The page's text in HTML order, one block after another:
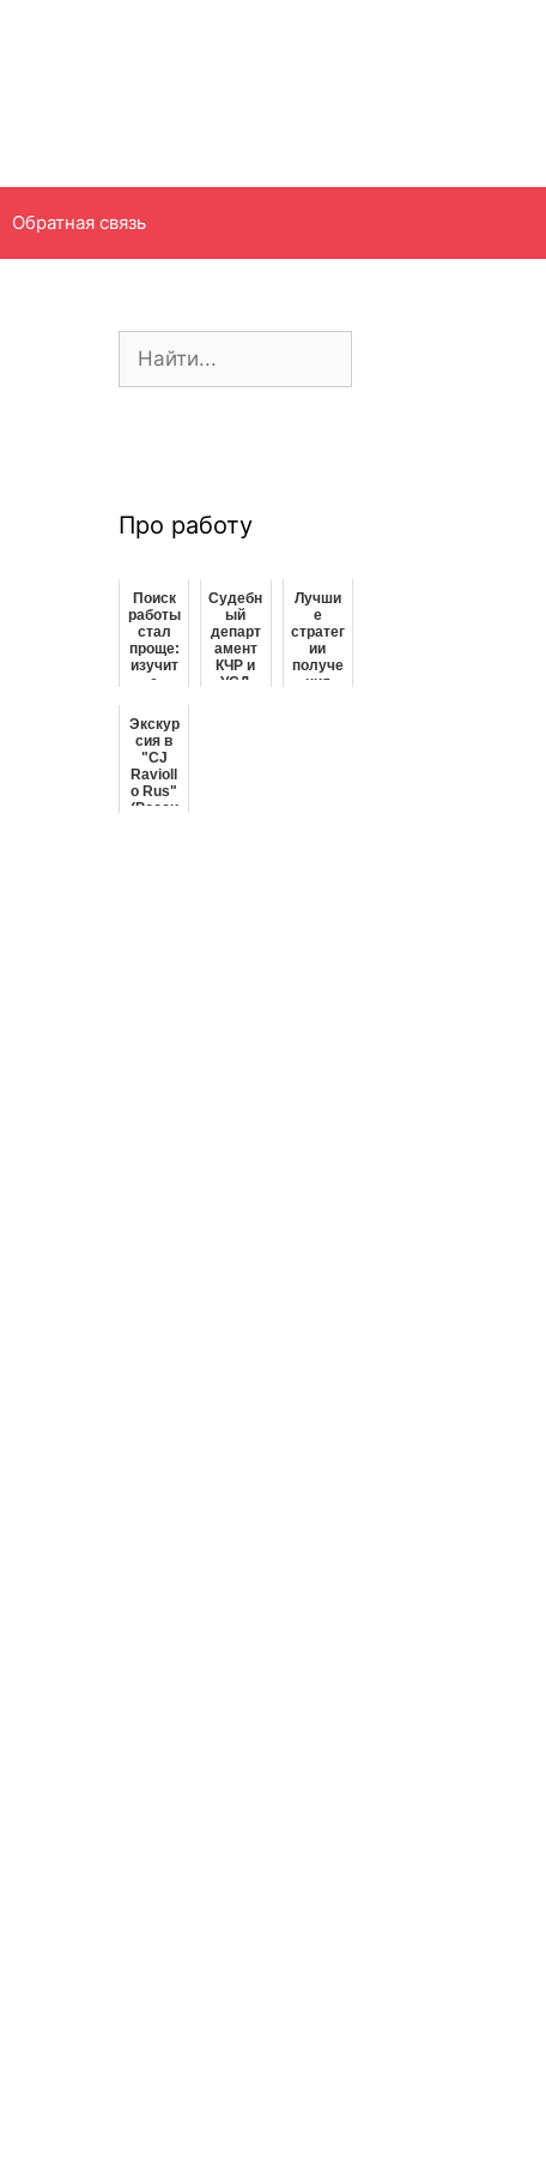
Обратная связь
Про работу
Поиск
работы
стал
проще:
изучит
е
труда
Вяземс
кого в
поиска
х
интере
Судебн
ый
департ
амент
КЧР и
УСД
Лучши
е
стратег
ии
получе
ния
Экскур
сия в
"CJ
Ravioll
o Rus"
(Росси